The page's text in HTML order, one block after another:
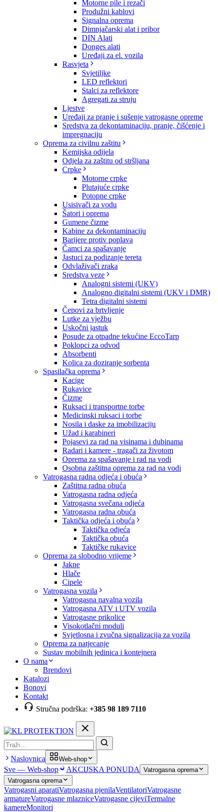
Motorne pile i rezači
Produžni kablovi
Signalna oprema
Dimnjačarski alat i pribor
DIN Alati
Donges alati
Uređaji za el. vozila
Rasvjeta
Svjetiljke
LED reflektori
Stalci za reflektore
Agregati za struju
Ljestve
Uređaji za pranje i sušenje vatrogasne opreme
Sredstva za dekontaminaciju, pranje, čišćenje i
impregnaciju
Oprema za civilnu zaštitu
Kemijska odijela
Odjela za zaštitu od stršljana
Crpke
Motorne crpke
Plutajuće crpke
Potopne crpke
Usisivači za vodu
Šatori i oprema
Gumene čizme
Kabine za dekontaminaciju
Barijere protiv poplava
Čamci za spašavanje
Jastuci za podizanje tereta
Odvlaživači zraka
Sredstva veze
Analogni sistemi (UKV)
Analogno digitalni sistemi (UKV i DMR)
Tetra digitalni sistemi
Čepovi za brtvljenje
Lutke za vježbu
Uskočni jastuk
Posude za otpadne tekućine EccoTarp
Poklopci za odvod
Absorbenti
Kolica za doziranje sorbenta
Spasilačka oprema
Kacige
Rukavice
Čizme
Ruksaci i transportne torbe
Medicinski ruksaci i torbe
Nosila i daske za imobilizaciju
Užad i karabineri
Pojasevi za rad na visinama i dubinama
Radari i kamere - tragači za životom
Oprema za spašavanje i rad na vodi
Osobna zaštitna oprema za rad na vodi
Vatrogasna radna odjeća i obuća
Zaštitna radna obuća
Vatrogasna radna odjeća
Vatrogasna svečana odjeća
Vatrogasna radna obuća
Taktička odjeća i obuća
Taktička odjeća
Taktička obuća
Taktičke rukavice
Oprema za slobodno vrijeme
Jakne
Hlače
Cipele
Vatrogasna vozila
Vatrogasna navalna vozila
Vatrogasna ATV i UTV vozila
Vatrogasne prikolice
Visokotlačni moduli
Svjetlosna i zvučna signalizacija za vozila
Oprema za natjecanje
Sustav mobilnih jedinica i kontejnera
O nama
Brendovi
Katalozi
Bonovi
Kontakt
Stručna podrška: +385 98 189 7110
Pretraga
Naslovnica Web-shop
Sve — Web-shop AKCIJSKA PONUDA
Vatrogasna oprema
Vatrogasna oprema
Vatrogasni aparatiVatrogasna pjenilaVentilatoriVatrogasne
armatureVatrogasne mlazniceVatrogasne cijeviTermalne
kamereMonitori